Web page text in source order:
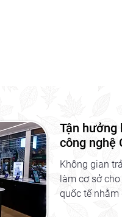
Tận hưởng
công nghệ
Không gian
làm cơ sở
quốc tế nhằm